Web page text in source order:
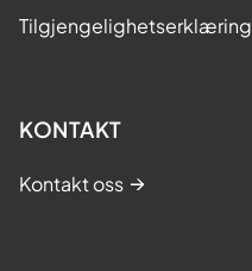
Tilgjengelighetserklæring
KONTAKT
Kontakt oss